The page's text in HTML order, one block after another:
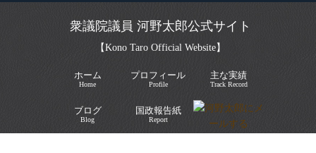
衆議院議員 河野太郎公式サイト
【Kono Taro Official Website】
ホーム
Home
プロフィール
Profile
主な実績
Track Record
ブログ
Blog
国政報告紙
Report